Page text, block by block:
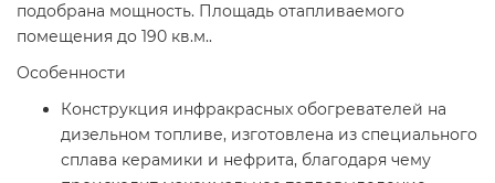
подобрана мощность. Площадь отапливаемого
помещения до 190 кв.м..
Особенности
Конструкция инфракрасных обогревателей на
дизельном топливе, изготовлена из специального
сплава керамики и нефрита, благодаря чему